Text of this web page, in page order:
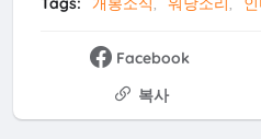
Facebook
복사